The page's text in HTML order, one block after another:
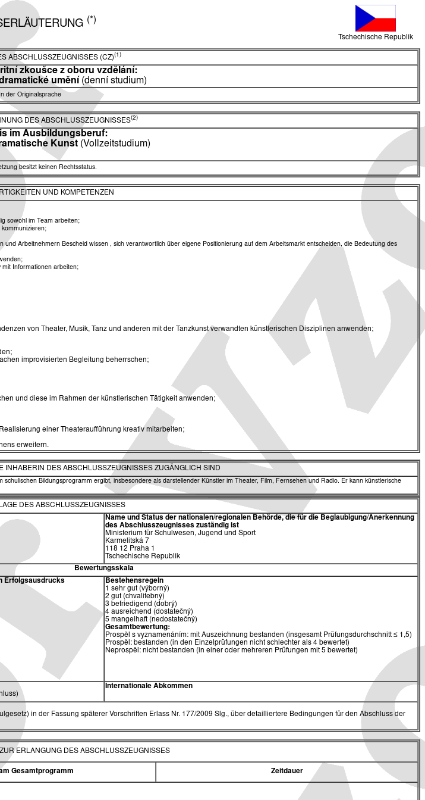
(*)
Tschechische Republik
ABSCHLUSSZEUGNISSES (CZ)(1)
zkoušce z oboru vzdělání:
umění (denní studium)
der Originalsprache
DES ABSCHLUSSZEUGNISSES(2)
im Ausbildungsberuf:
Kunst (Vollzeitstudium)
besitzt keinen Rechtsstatus.
UND KOMPETENZEN
sowohl im Team arbeiten;
Arbeitnehmern Bescheid wissen , sich verantwortlich über eigene Positionierung auf dem Arbeitsmarkt entscheiden, die Bedeutung des
mit Informationen arbeiten;
von Theater, Musik, Tanz und anderen mit der Tanzkunst verwandten künstlerischen Disziplinen anwenden;
improvisierten Begleitung beherrschen;
und diese im Rahmen der künstlerischen Tätigkeit anwenden;
einer Theateraufführung kreativ mitarbeiten;
erweitern.
INHABERIN DES ABSCHLUSSZEUGNISSES ZUGÄNGLICH SIND
Bildungsprogramm ergibt, insbesondere als darstellender Künstler im Theater, Film, Fernsehen und Radio. Er kann künstlerische
DES ABSCHLUSSZEUGNISSES
Name und Status der nationalen/regionalen Behörde, die für die Beglaubigung/Anerkennung
des Abschlusszeugnisses zuständig ist
Ministerium für Schulwesen, Jugend und Sport
Karmelitská 7
118 12 Praha 1
Tschechische Republik
Bewertungsskala
Erfolgsausdrucks
Bestehensregeln
1 sehr gut (výborný)
2 gut (chvalitebný)
3 befriedigend (dobrý)
4 ausreichend (dostatečný)
5 mangelhaft (nedostatečný)
Gesamtbewertung:
Prospěl s vyznamenáním: mit Auszeichnung bestanden (insgesamt Prüfungsdurchschnitt ≤ 1,5)
Prospěl: bestanden (in den Einzelprüfungen nicht schlechter als 4 bewertet)
Neprospěl: nicht bestanden (in einer oder mehreren Prüfungen mit 5 bewertet)
Internationale Abkommen
in der Fassung späterer Vorschriften Erlass Nr. 177/2009 Slg., über detailliertere Bedingungen für den Abschluss der
ERLANGUNG DES ABSCHLUSSZEUGNISSES
Gesamtprogramm Zeitdauer